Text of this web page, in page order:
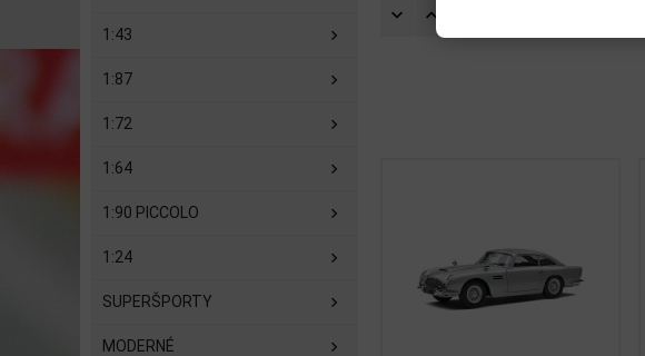
1:43
1:87
1:72
1:64
1:90 PICCOLO
1:24
SUPERŠPORTY
MODERNÉ